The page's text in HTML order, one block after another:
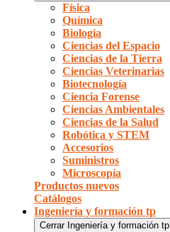
Física
Química
Biología
Ciencias del Espacio
Ciencias de la Tierra
Ciencias Veterinarias
Biotecnología
Ciencia Forense
Ciencias Ambientales
Ciencias de la Salud
Robótica y STEM
Accesorios
Suministros
Microscopía
Productos nuevos
Catálogos
Ingeniería y formación tp
Cerrar Ingeniería y formación tp